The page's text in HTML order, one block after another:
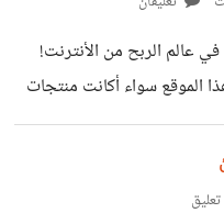
بك أو بشخصيتك وإنجازاتك
الفاصلة
عالم الربح من الأنترنت!
سواء أكانت منتجات
اشتراكات. بالإضافة إلى أنه
ورفع منتجاتك الرقمية
بشكل أوتوماتيكي